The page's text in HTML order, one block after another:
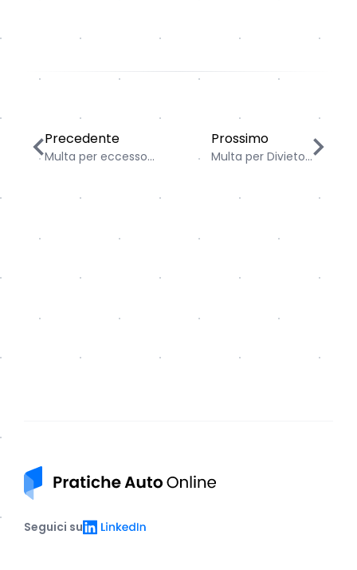
Multa per eccesso di velocità: importi e tolleranze
Precedente
Multa per eccesso...
Multa per Divieto di
Prossimo
Multa per Divieto...
LinkedIn
Seguici su